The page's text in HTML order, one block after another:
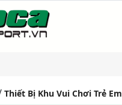
Thiết Bị Khu Vui Chơi Trẻ Em